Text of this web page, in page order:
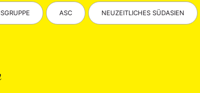
Mitgliedern (4) Art ASIEN (Zeitschrift) (25)
ASC NEUZEITLICHES SÜDASIEN